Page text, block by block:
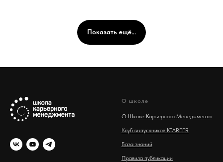
Показать ещё...
О школе
О Школе Карьерного Менеджмента
Клуб выпускников ICAREER
База знаний
Правила публикации